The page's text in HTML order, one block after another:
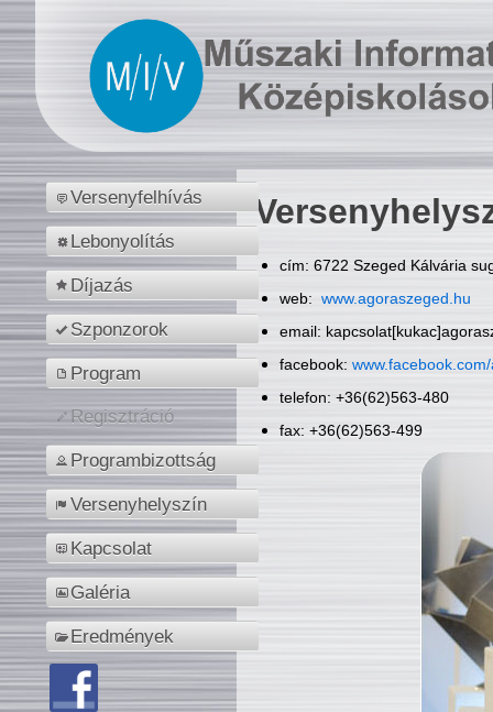
Versenyfelhívás
Lebonyolítás
Díjazás
Szponzorok
Program
Regisztráció
Programbizottság
Versenyhelyszín
Kapcsolat
Galéria
Eredmények
cím: 6722 Szeged Kálvária
web: www.agoraszeged.hu
email:
facebook:
telefon: +36(62)563-480
fax: +36(62)563-499